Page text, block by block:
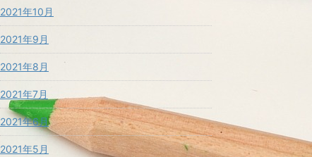
2021年10月
2021年9月
2021年8月
2021年7月
2021年6月
2021年5月